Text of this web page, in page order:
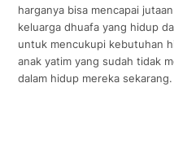
harganya bisa mencapai
keluarga dhuafa yang hidup
untuk mencukupi kebutuhan
anak yatim yang sudah tidak
dalam hidup mereka